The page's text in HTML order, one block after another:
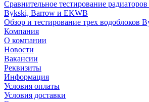
Сравнительное тестирование
Bykski, Barrow и EKWB
Обзор и тестирование трех водоблоков
Компания
О компании
Новости
Вакансии
Реквизиты
Информация
Условия оплаты
Условия доставки